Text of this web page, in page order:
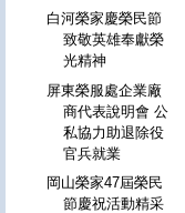
白河榮家慶榮民節
致敬英雄奉獻榮
光精神
屏東榮服處企業廠
商代表說明會 公
私協力助退除役
官兵就業
岡山榮家47屆榮民
節慶祝活動精采